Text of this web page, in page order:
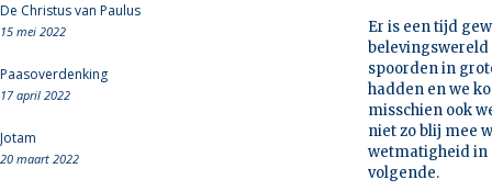
De Christus van Paulus
15 mei 2022
Paasoverdenking
17 april 2022
Jotam
20 maart 2022
Er is een tijd
spoorden in
hadden en we
misschien ook
niet zo blij mee
wetmatigheid in
volgende.